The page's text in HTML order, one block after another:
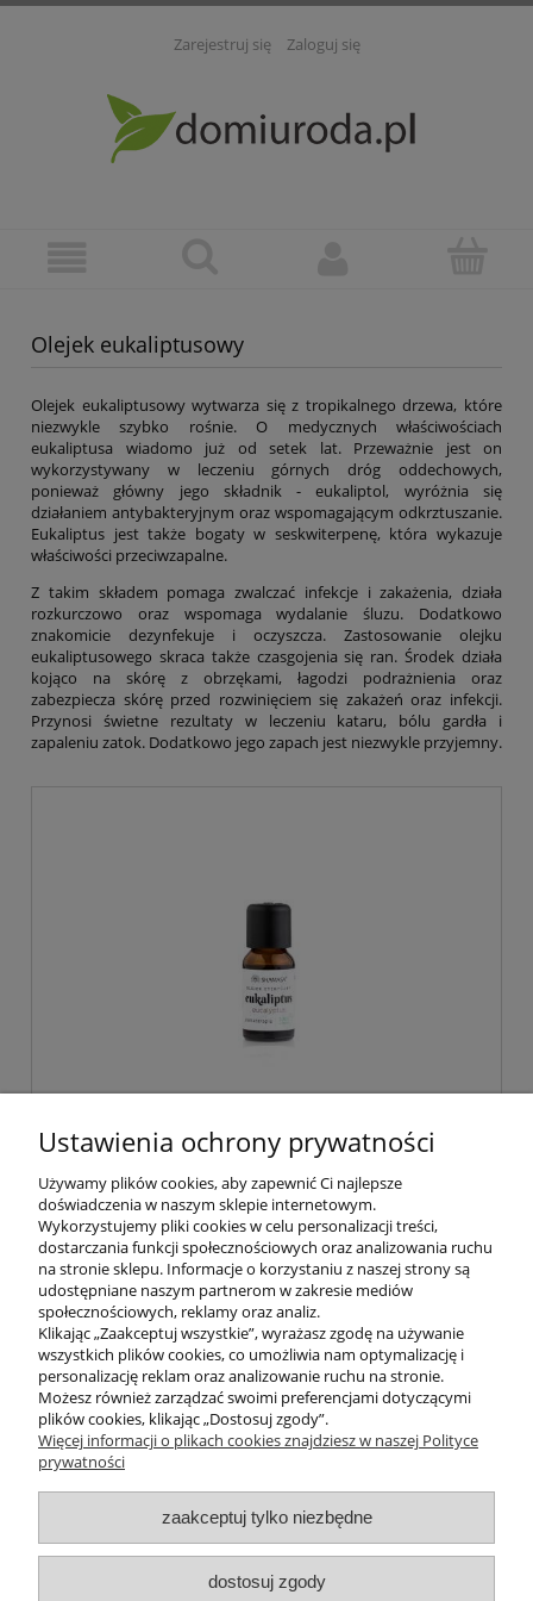
Zarejestruj się Zaloguj się
Olejek eukaliptusowy
Olejek eukaliptusowy wytwarza się z tropikalnego drzewa, które
niezwykle szybko rośnie. O medycznych właściwościach
eukaliptusa wiadomo już od setek lat. Przeważnie jest on
wykorzystywany w leczeniu górnych dróg oddechowych,
ponieważ główny jego składnik - eukaliptol, wyróżnia się
działaniem antybakteryjnym oraz wspomagającym odkrztuszanie.
Eukaliptus jest także bogaty w seskwiterpenę, która wykazuje
właściwości przeciwzapalne.
Z takim składem pomaga zwalczać infekcje i zakażenia, działa
rozkurczowo oraz wspomaga wydalanie śluzu. Dodatkowo
znakomicie dezynfekuje i oczyszcza. Zastosowanie olejku
eukaliptusowego skraca także czasgojenia się ran. Środek działa
kojąco na skórę z obrzękami, łagodzi podrażnienia oraz
zabezpiecza skórę przed rozwinięciem się zakażeń oraz infekcji.
Przynosi świetne rezultaty w leczeniu kataru, bólu gardła i
zapaleniu zatok. Dodatkowo jego zapach jest niezwykle przyjemny.
koncentrat DUŻA 15 ml 100%
34,00 zł
do koszyka
POMOC
INFORMACJE
ZAKUPY
MOJE KONTO
Ustawienia ochrony prywatności
Używamy plików cookies, aby zapewnić Ci najlepsze
doświadczenia w naszym sklepie internetowym.
Wykorzystujemy pliki cookies w celu personalizacji treści,
dostarczania funkcji społecznościowych oraz analizowania ruchu
na stronie sklepu. Informacje o korzystaniu z naszej strony są
udostępniane naszym partnerom w zakresie mediów
społecznościowych, reklamy oraz analiz.
Klikając „Zaakceptuj wszystkie”, wyrażasz zgodę na używanie
wszystkich plików cookies, co umożliwia nam optymalizację i
personalizację reklam oraz analizowanie ruchu na stronie.
Możesz również zarządzać swoimi preferencjami dotyczącymi
plików cookies, klikając „Dostosuj zgody”.
Więcej informacji o plikach cookies znajdziesz w naszej Polityce
prywatności
zaakceptuj tylko niezbędne
dostosuj zgody